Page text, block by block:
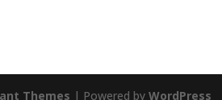
Themes | Powered byWordPress